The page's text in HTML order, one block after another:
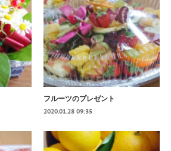
フルーツのプレゼント
2020.01.28 09:35